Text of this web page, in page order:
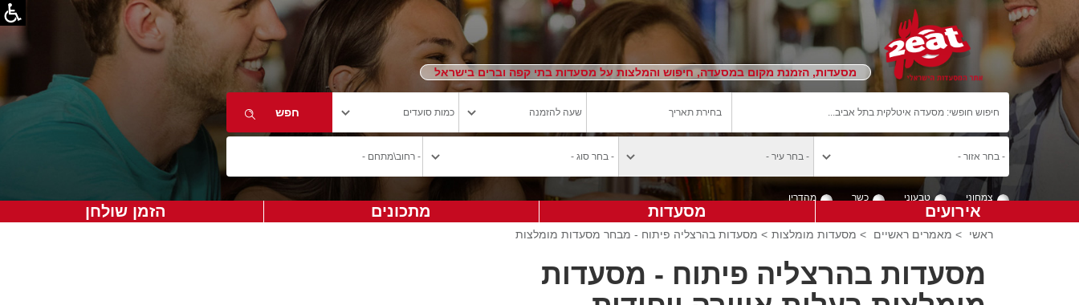
מסעדות, הזמנת מקום במסעדה, חיפוש והמלצות על מסעדות בתי קפה וברים בישראל
צמחוני טבעוני כשר מהדרין
אירועים מסעדות מתכונים הזמן שולחן
ראשי > מאמרים ראשיים > מסעדות מומלצות > מסעדות בהרצליה פיתוח - מבחר מסעדות מומלצות
מסעדות בהרצליה פיתוח - מסעדות